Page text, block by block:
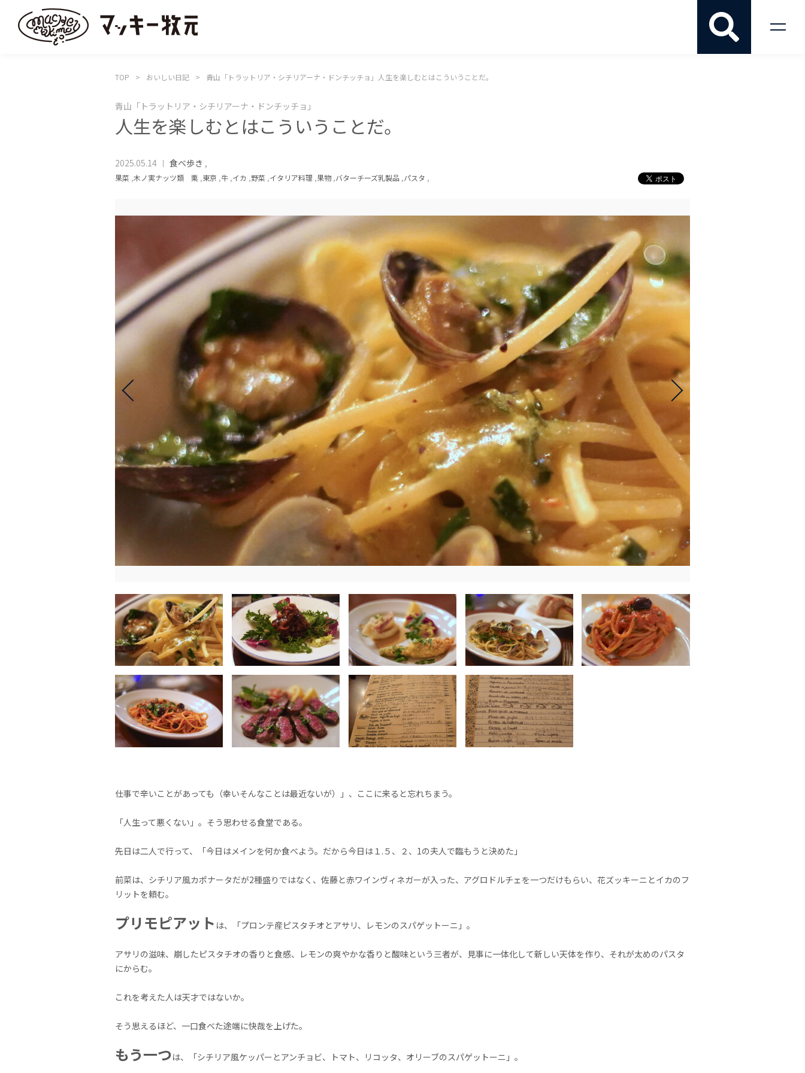
TOP おいしい日記 青山「トラットリア・シチリアーナ・ドンチッチョ」人生を楽しむとはこういうことだ。
青山「トラットリア・シチリアーナ・ドンチッチョ」
人生を楽しむとはこういうことだ。
2025.05.14 食べ歩き ,
果菜 ,木ノ実ナッツ類 栗 ,東京 ,牛 ,イカ ,野菜 ,イタリア料理 ,果物,バターチーズ乳製品 ,パスタ ,
仕事で辛いことがあっても（幸いそんなことは最近ないが）」、ここに来ると忘れちまう。
「人生って悪くない」。そう思わせる食堂である。
先日は二人で行って、「今日はメインを何か食べよう。だから今日は１.５、２、1の夫人で臨もうと決めた」
前菜は、シチリア風カポナータだが2種盛りではなく、佐藤と赤ワインヴィネガーが入った、アグロドルチェを一つだけもらい、花ズッキーニとイカのフ
リットを頼む。
プリモピアット は、「プロンテ産ピスタチオとアサリ、レモンのスパゲットーニ」。
アサリの滋味、崩したピスタチオの香りと食感、レモンの爽やかな香りと酸味という三者が、見事に一体化して新しい天体を作り、それが太めのパスタ
にからむ。
これを考えた人は天才ではないか。
そう思えるほど、一口食べた途端に快哉を上げた。
もう一つは、「シチリア風ケッパーとアンチョビ、トマト、リコッタ、オリーブのスパゲットーニ」。